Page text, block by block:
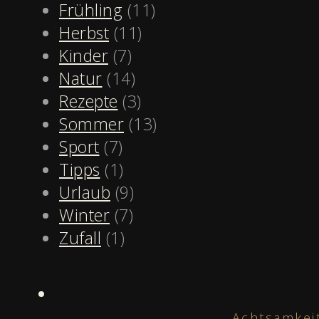
Frühling (11)
Herbst (11)
Kinder (7)
Natur (14)
Rezepte (3)
Sommer (13)
Sport (7)
Tipps (1)
Urlaub (9)
Winter (7)
Zufall (1)